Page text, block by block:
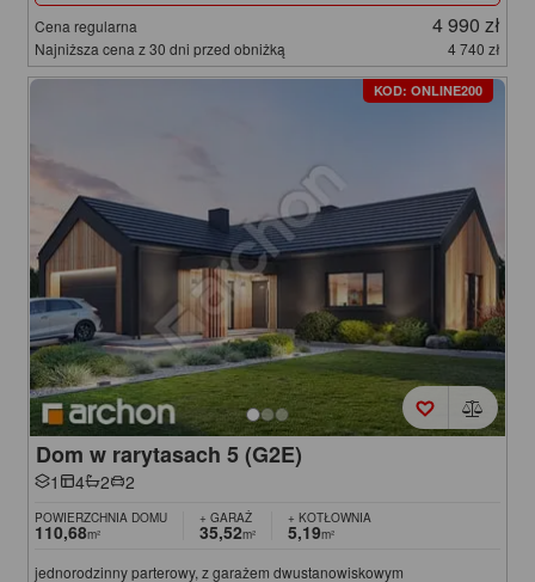
Cena regularna 4 990 zł
Najniższa cena z 30 dni przed obniżką 4 740 zł
KOD: ONLINE200
Dom w rarytasach 5 (G2E)
1 4 2 2
POWIERZCHNIA DOMU
110,68m²
+ GARAŻ
35,52m²
+ KOTŁOWNIA
5,19m²
jednorodzinny parterowy, z garażem dwustanowiskowym